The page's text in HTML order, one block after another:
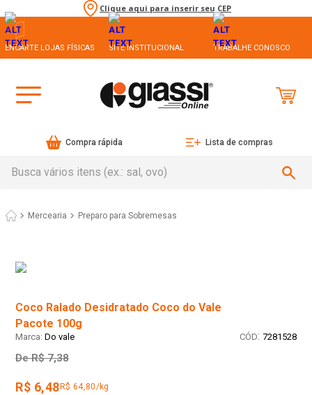
Clique aqui para inserir seu CEP
ENCARTE LOJAS FÍSICAS SITE INSTITUCIONAL TRABALHE CONOSCO
Compra rápida Lista de compras
Mercearia Preparo para Sobremesas
Coco Ralado Desidratado Coco do Vale
Pacote 100g
Do vale : 7281528
De R$ 7,38
R$ 6,48 R$ 64,80/kg